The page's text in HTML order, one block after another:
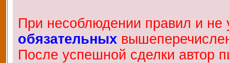
При несоблюдении правил и не
обязательных
После успешной сделки автор